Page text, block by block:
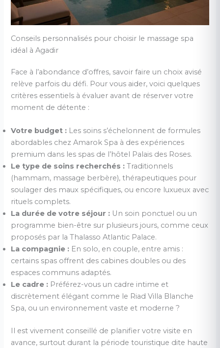
Conseils personnalisés pour choisir le massage spa
idéal à Agadir
Face à l’abondance d’offres, savoir faire un choix avisé
relève parfois du défi. Pour vous aider, voici quelques
critères essentiels à évaluer avant de réserver votre
moment de détente :
Votre budget : Les soins s’échelonnent de formules
abordables chez Amarok Spa à des expériences
premium dans les spas de l’hôtel Palais des Roses.
Le type de soins recherchés : Traditionnels
(hammam, massage berbère), thérapeutiques pour
soulager des maux spécifiques, ou encore luxueux avec
rituels complets.
La durée de votre séjour : Un soin ponctuel ou un
programme bien-être sur plusieurs jours, comme ceux
proposés par la Thalasso Atlantic Palace.
La compagnie : En solo, en couple, entre amis :
certains spas offrent des cabines doubles ou des
espaces communs adaptés.
Le cadre : Préférez-vous un cadre intime et
discrètement élégant comme le Riad Villa Blanche
Spa, ou un environnement vaste et moderne ?
Il est vivement conseillé de planifier votre visite en
avance, surtout durant la période touristique dite haute